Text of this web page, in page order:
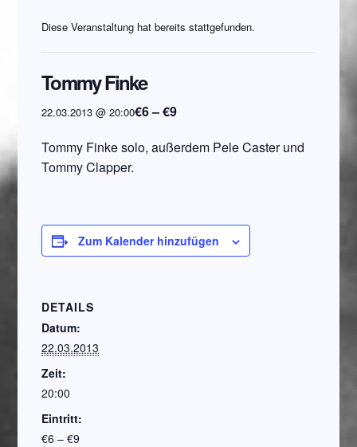
Diese Veranstaltung hat bereits stattgefunden.
Tommy Finke
22.03.2013 @ 20:00€6 – €9
Tommy Finke solo, außerdem Pele Caster und
Tommy Clapper.
Zum Kalender hinzufügen
DETAILS
Datum:
22.03.2013
Zeit:
20:00
Eintritt:
€6 – €9